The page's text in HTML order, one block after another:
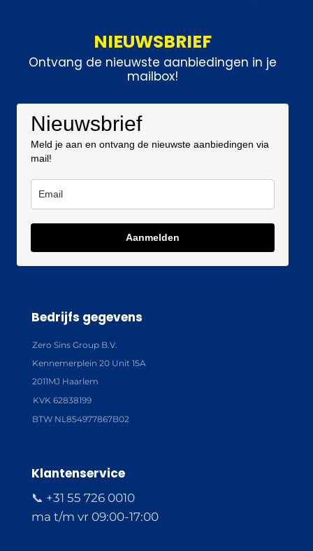
NIEUWSBRIEF
Ontvang de nieuwste aanbiedingen in je
mailbox!
Nieuwsbrief
Meld je aan en ontvang de nieuwste aanbiedingen via
mail!
Aanmelden
Bedrijfs gegevens
Zero Sins Group B.V.
Kennemerplein 20 Unit 15A
2011MJ Haarlem
KVK 62838199
BTW NL854977867B02
Klantenservice
📞 +31 55 726 0010
ma t/m vr 09:00-17:00